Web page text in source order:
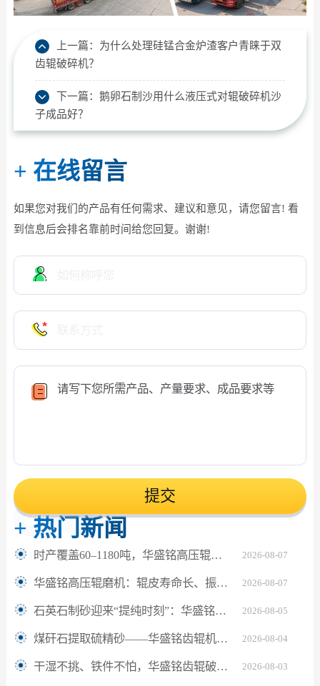
上一篇： 为什么处理硅锰合金炉渣客户青睐于双
齿辊破碎机？
下一篇： 鹅卵石制沙用什么液压式对辊破碎机沙
子成品好？
+ 在线留言
如果您对我们的产品有任何需求、建议和意见，请您留言! 看
到信息后会排名靠前时间给您回复。谢谢!
提交
+ 热门新闻
2026-08-07
时产覆盖60–1180吨，华盛铭高压辊磨机轻松应对鹅卵石制砂
2026-08-07
华盛铭高压辊磨机：辊皮寿命长、振动小，满足水泥熟料24小时连续粉磨
2026-08-05
石英石制砂迎来“提纯时刻”：华盛铭对辊机如何坐稳高纯砂生产C位？
2026-08-04
煤矸石提取硫精砂——华盛铭齿辊机助解离更充分
2026-08-03
干湿不挑、铁件不怕，华盛铭齿辊破碎机让陶瓷固废回收更省心